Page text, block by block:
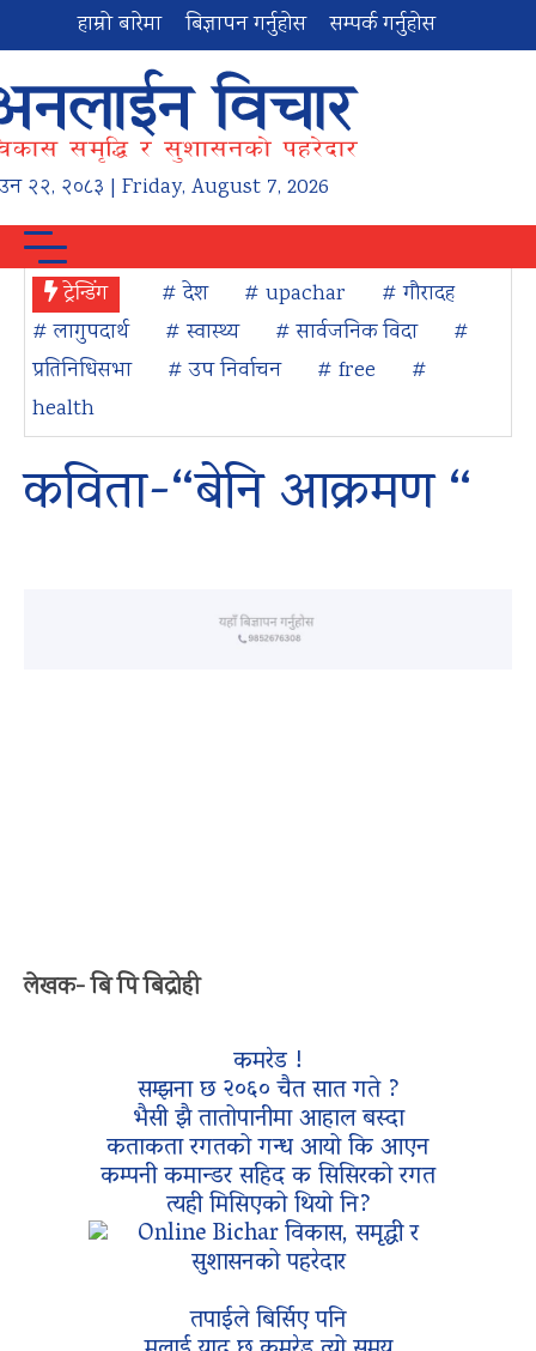
हाम्रो बारेमा बिज्ञापन गर्नुहोस सम्पर्क गर्नुहोस
२२, २०८३ | Friday, August 7, 2026
ट्रेन्डिंग # देश # upachar
# गौरादह
# लागुपदार्थ
# स्वास्थ्य # सार्वजनिक विदा
#
प्रतिनिधिसभा
# उप निर्वाचन # free
#
health
कविता-“बेनि आक्रमण “
लेखक- बि पि बिद्रोही
कमरेड !
सम्झना छ २०६० चैत सात गते ?
भैसी झै तातोपानीमा आहाल बस्दा
कताकता रगतको गन्ध आयो कि आएन
कम्पनी कमान्डर सहिद क सिसिरको रगत
त्यही मिसिएको थियो नि?
तपाईले बिर्सिए पनि